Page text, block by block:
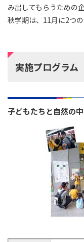
み出してもらうための企
秋学期は、11月に2つ
実施プログラム
子どもたちと自然の